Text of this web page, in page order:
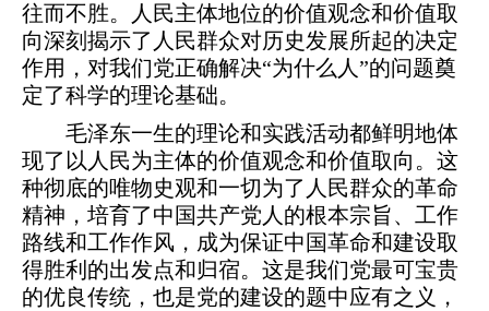
往而不胜。人民主体地位的价值观念和价值取
向深刻揭示了人民群众对历史发展所起的决定
作用，对我们党正确解决“为什么人”的问题奠
定了科学的理论基础。
毛泽东一生的理论和实践活动都鲜明地体
现了以人民为主体的价值观念和价值取向。这
种彻底的唯物史观和一切为了人民群众的革命
精神，培育了中国共产党人的根本宗旨、工作
路线和工作作风，成为保证中国革命和建设取
得胜利的出发点和归宿。这是我们党最可宝贵
的优良传统，也是党的建设的题中应有之义，